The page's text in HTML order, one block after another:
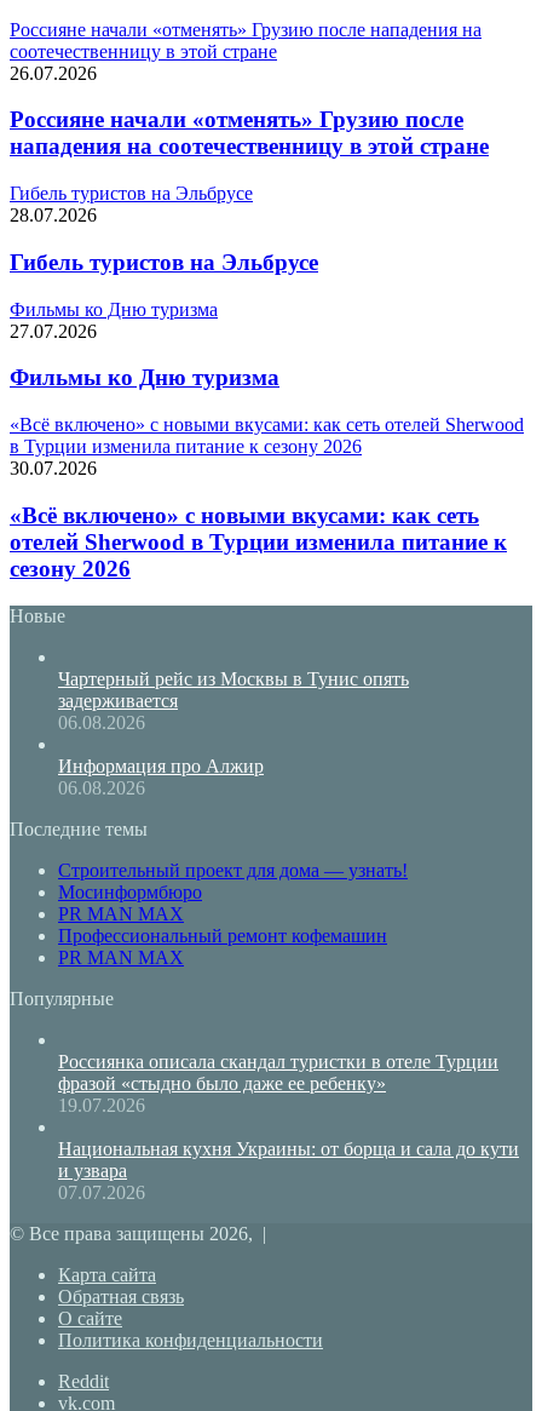
Россияне начали «отменять» Грузию после нападения на
соотечественницу в этой стране
26.07.2026
Россияне начали «отменять» Грузию после
нападения на соотечественницу в этой стране
Гибель туристов на Эльбрусе
28.07.2026
Гибель туристов на Эльбрусе
Фильмы ко Дню туризма
27.07.2026
Фильмы ко Дню туризма
«Всё включено» с новыми вкусами: как сеть отелей Sherwood
в Турции изменила питание к сезону 2026
30.07.2026
«Всё включено» с новыми вкусами: как сеть
отелей Sherwood в Турции изменила питание к
сезону 2026
Новые
Чартерный рейс из Москвы в Тунис опять
задерживается
06.08.2026
Информация про Алжир
06.08.2026
Последние темы
Строительный проект для дома — узнать!
Мосинформбюро
PR MAN MAX
Профессиональный ремонт кофемашин
PR MAN MAX
Популярные
Россиянка описала скандал туристки в отеле Турции
фразой «стыдно было даже ее ребенку»
19.07.2026
Национальная кухня Украины: от борща и сала до кути
и узвара
07.07.2026
© Все права защищены 2026, |
Карта сайта
Обратная связь
О сайте
Политика конфиденциальности
Reddit
vk.com